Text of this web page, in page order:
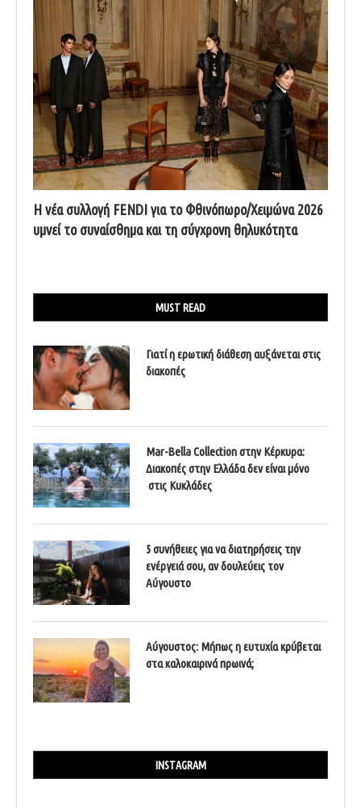
Η νέα συλλογή FENDI για το Φθινόπωρο/Χειμώνα 2026
υμνεί το συναίσθημα και τη σύγχρονη θηλυκότητα
MUST READ
Γιατί η ερωτική διάθεση αυξάνεται στις
διακοπές
Mar-Bella Collection στην Κέρκυρα:
Διακοπές στην Ελλάδα δεν είναι μόνο
στις Κυκλάδες
5 συνήθειες για να διατηρήσεις την
ενέργειά σου, αν δουλεύεις τον
Αύγουστο
Αύγουστος: Μήπως η ευτυχία κρύβεται
στα καλοκαιρινά πρωινά;
INSTAGRAM